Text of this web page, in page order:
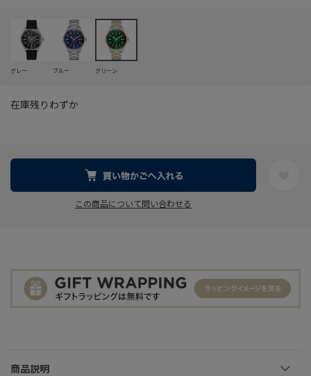
在庫残りわずか
グレー ブルー グリーン
この商品について問い合わせる
商品説明